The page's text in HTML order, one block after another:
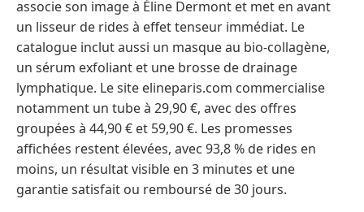
associe son image à Éline Dermont et met en avant
un lisseur de rides à effet tenseur immédiat. Le
catalogue inclut aussi un masque au bio-collagène,
un sérum exfoliant et une brosse de drainage
lymphatique. Le site elineparis.com commercialise
notamment un tube à 29,90 €, avec des offres
groupées à 44,90 € et 59,90 €. Les promesses
affichées restent élevées, avec 93,8 % de rides en
moins, un résultat visible en 3 minutes et une
garantie satisfait ou remboursé de 30 jours.